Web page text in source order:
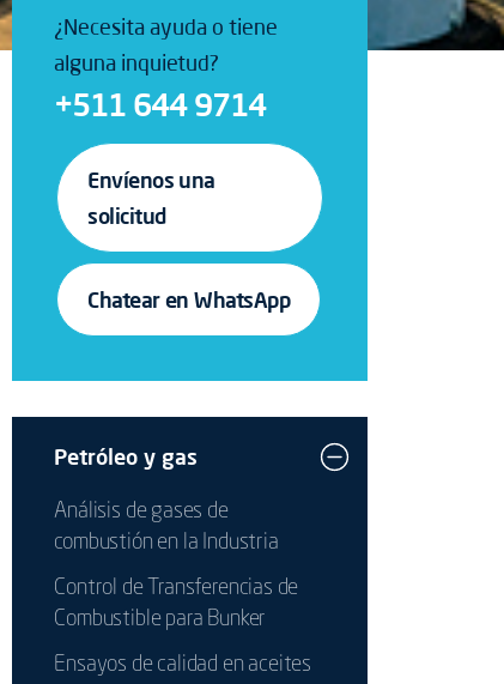
¿Necesita ayuda o tiene
alguna inquietud?
+511 644 9714
Envíenos una
solicitud
Chatear en WhatsApp
Petróleo y gas
Análisis de gases de
combustión en la Industria
Control de Transferencias de
Combustible para Bunker
Ensayos de calidad en aceites